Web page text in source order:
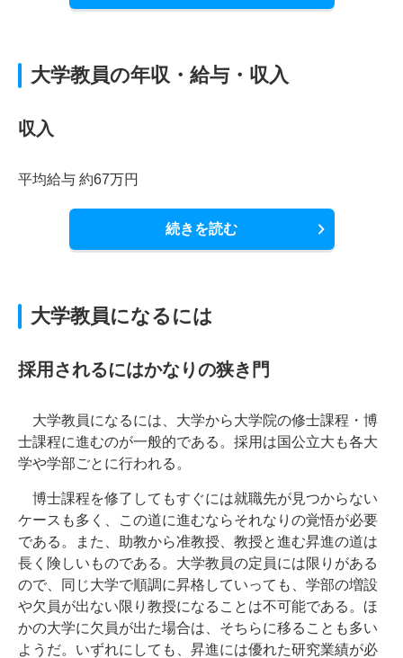
大学教員の年収・給与・収入
収入
平均給与 約67万円
続きを読む
大学教員になるには
採用されるにはかなりの狭き門
大学教員になるには、大学から大学院の修士課程・博
士課程に進むのが一般的である。採用は国公立大も各大
学や学部ごとに行われる。
博士課程を修了してもすぐには就職先が見つからない
ケースも多く、この道に進むならそれなりの覚悟が必要
である。また、助教から准教授、教授と進む昇進の道は
長く険しいものである。大学教員の定員には限りがある
ので、同じ大学で順調に昇格していっても、学部の増設
や欠員が出ない限り教授になることは不可能である。ほ
かの大学に欠員が出た場合は、そちらに移ることも多い
ようだ。いずれにしても、昇進には優れた研究業績が必